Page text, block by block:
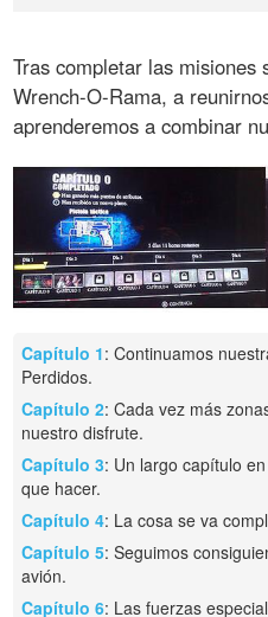
Tras completar las misiones
Wrench-O-Rama, a
aprenderemos a combinar
Capítulo 1: Continuamos
Perdidos.
Capítulo 2: Cada vez más
nuestro disfrute.
Capítulo 3: Un largo capítulo
que hacer.
Capítulo 4: La cosa se va
Capítulo 5: Seguimos
avión.
Capítulo 6: Las fuerzas